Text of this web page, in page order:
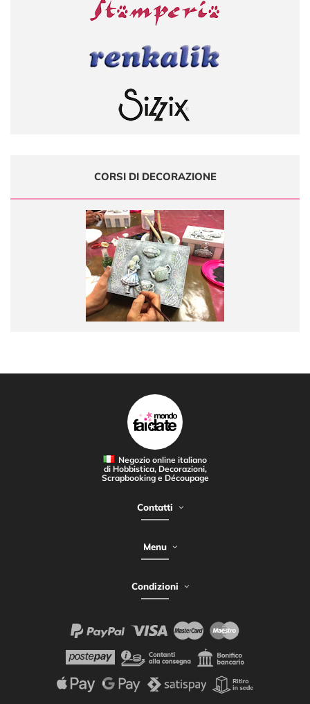
CORSI DI DECORAZIONE
Negozio online italiano
di Hobbistica, Decorazioni,
Scrapbooking e Découpage
Contatti
Menu
Condizioni